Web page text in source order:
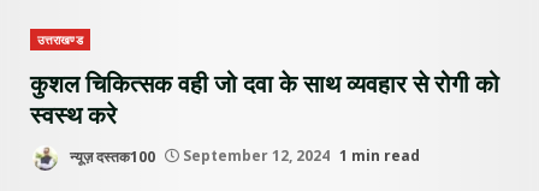
उत्तराखण्ड
कुशल चिकित्सक वही जो दवा के साथ व्यवहार से रोगी को
स्वस्थ करे
न्यूज़ दस्तक100 September 12, 2024 1 min read